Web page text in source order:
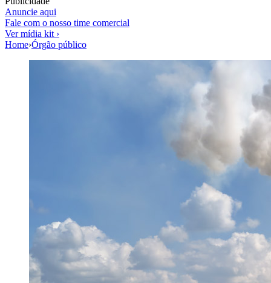
Anuncie aqui
Fale com o nosso time comercial
Ver mídia kit ›
Home›Órgão público